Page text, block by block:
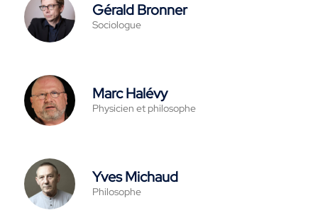
Gérald Bronner
Sociologue
Marc Halévy
Physicien et philosophe
Yves Michaud
Philosophe